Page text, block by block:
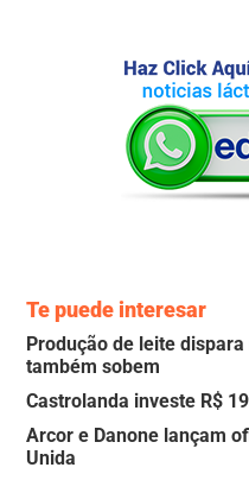
Te puede interesar
Produção de leite
também sobem
Castrolanda investe R$
Arcor e Danone lançam
Unida